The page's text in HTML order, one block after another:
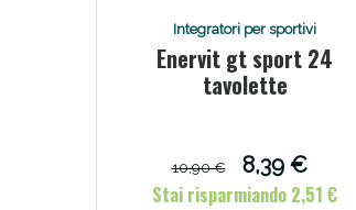
Integratori per sportivi
Enervit gt sport 24
tavolette
10,90 €
8,39 €
Stai risparmiando 2,51 €